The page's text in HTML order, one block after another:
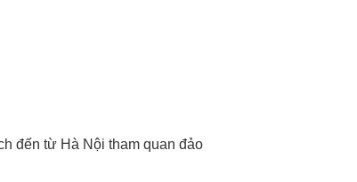
đến từ Hà Nội tham quan đảo